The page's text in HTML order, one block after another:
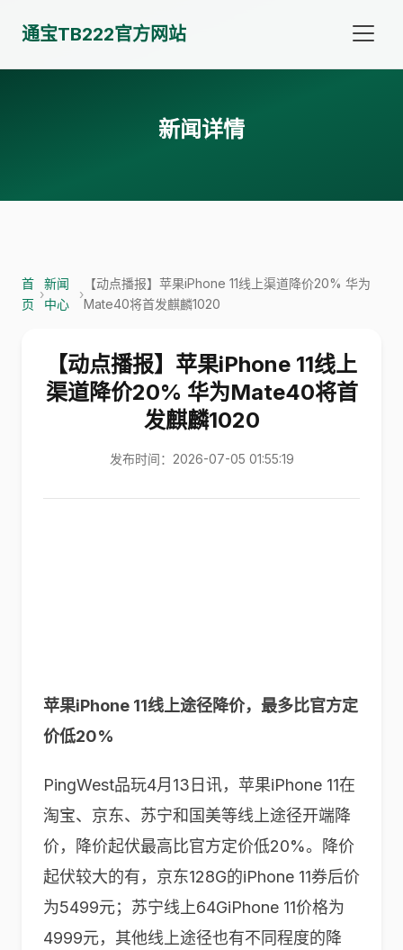
通宝TB222官方网站
新闻详情
首
页
›
新闻
中心
›
【动点播报】苹果iPhone 11线上渠道降价20% 华为
Mate40将首发麒麟1020
【动点播报】苹果iPhone 11线上
渠道降价20% 华为Mate40将首
发麒麟1020
发布时间：2026-07-05 01:55:19
苹果iPhone 11线上途径降价，最多比官方定
价低20%
PingWest品玩4月13日讯，苹果iPhone 11在
淘宝、京东、苏宁和国美等线上途径开端降
价，降价起伏最高比官方定价低20%。降价
起伏较大的有，京东128G的iPhone 11券后价
为5499元；苏宁线上64GiPhone 11价格为
4999元，其他线上途径也有不同程度的降